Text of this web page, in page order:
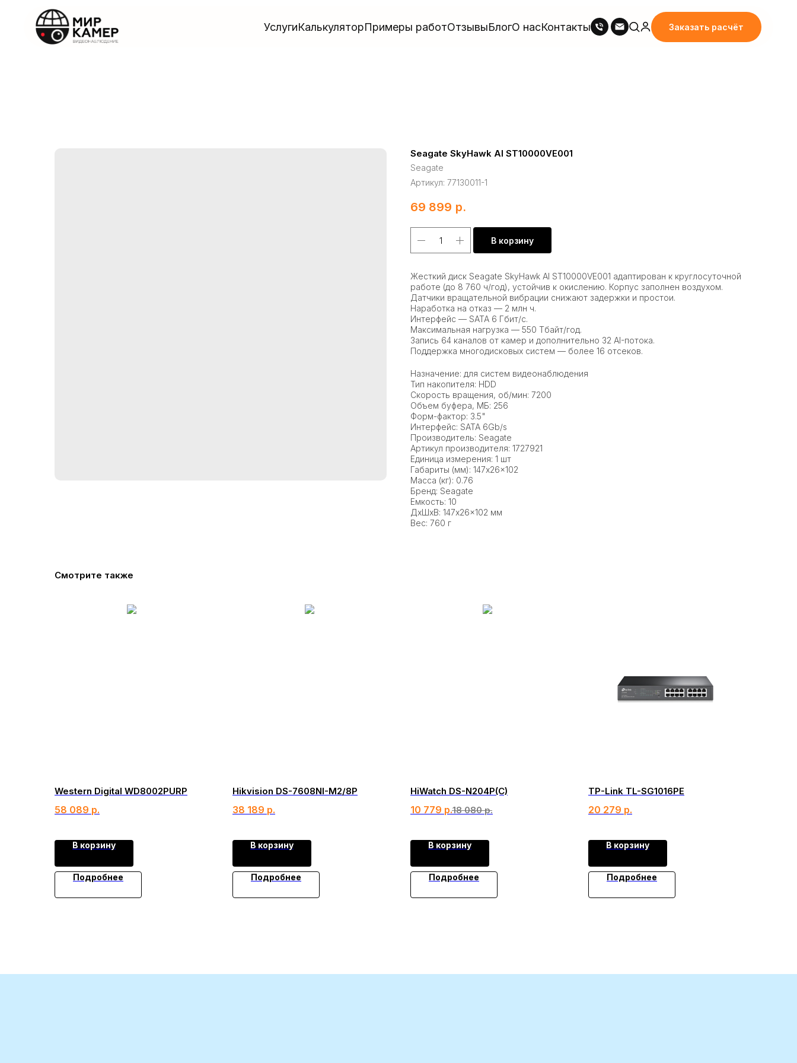
УслугиКалькуляторПримеры работОтзывыБлогО насКонтакты Заказать расчёт
Seagate SkyHawk AI ST10000VE001
Seagate
Артикул: 77130011-1
69 899 р.
В корзину
Жесткий диск Seagate SkyHawk AI ST10000VE001 адаптирован к круглосуточной
работе (до 8 760 ч/год), устойчив к окислению. Корпус заполнен воздухом.
Датчики вращательной вибрации снижают задержки и простои.
Наработка на отказ — 2 млн ч.
Интерфейс — SATA 6 Гбит/с.
Максимальная нагрузка — 550 Тбайт/год.
Запись 64 каналов от камер и дополнительно 32 AI-потока.
Поддержка многодисковых систем — более 16 отсеков.
Назначение: для систем видеонаблюдения
Тип накопителя: HDD
Скорость вращения, об/мин: 7200
Объем буфера, МБ: 256
Форм-фактор: 3.5"
Интерфейс: SATA 6Gb/s
Производитель: Seagate
Артикул производителя: 1727921
Единица измерения: 1 шт
Габариты (мм): 147x26x102
Масса (кг): 0.76
Бренд: Seagate
Емкость: 10
ДxШxВ: 147x26x102 мм
Вес: 760 г
Смотрите также
Western Digital WD8002PURP
58 089 р.
В корзину
Подробнее
Hikvision DS-7608NI-M2/8P
38 189 р.
В корзину
Подробнее
HiWatch DS-N204P(C)
10 779 р.18 080 р.
В корзину
Подробнее
TP-Link TL-SG1016PE
20 279 р.
В корзину
Подробнее